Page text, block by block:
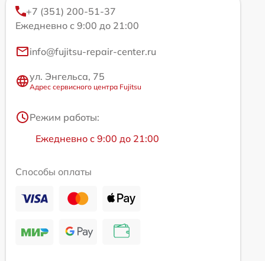
+7 (351) 200-51-37
Ежедневно с 9:00 до 21:00
info@fujitsu-repair-center.ru
ул. Энгельса, 75
Адрес сервисного центра Fujitsu
Режим работы:
Ежедневно с 9:00 до 21:00
Способы оплаты